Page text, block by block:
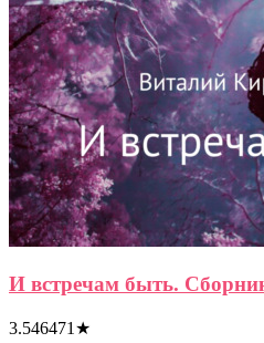
И встречам быть.
3.546471 ★